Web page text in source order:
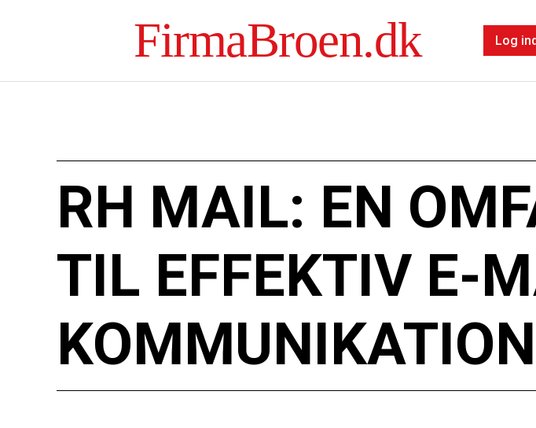
FirmaBroen.dk Log
RH MAIL: EN
TIL EFFEKTIV E-
KOMMUNIKATION